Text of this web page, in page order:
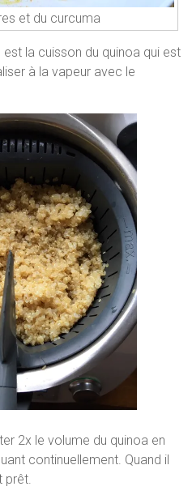
et du curcuma
la cuisson du quinoa qui est
à la vapeur avec le
2x le volume du quinoa en
continuellement. Quand il
prêt.